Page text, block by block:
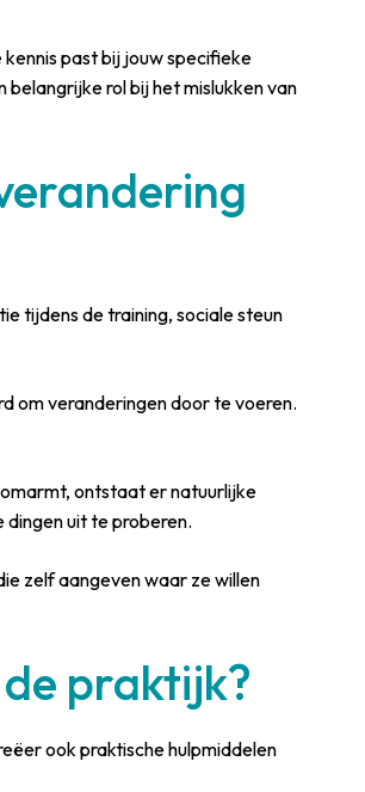
past bij jouw specifieke
rol bij het mislukken van
tijdens de training, sociale steun
om veranderingen door te voeren.
omarmt, ontstaat er natuurlijke
uit te proberen.
zelf aangeven waar ze willen
praktijk?
ook praktische hulpmiddelen